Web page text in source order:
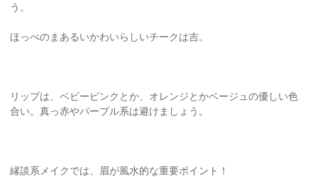
う。
ほっぺのまあるいかわいらしいチークは吉。
リップは、ベビーピンクとか、オレンジとかベージュの優しい色
合い。真っ赤やパープル系は避けましょう。
縁談系メイクでは、眉が風水的な重要ポイント！